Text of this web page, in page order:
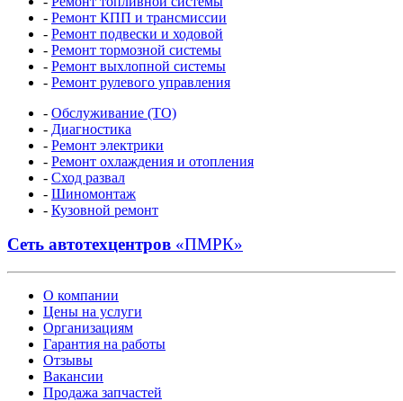
- Ремонт КПП и трансмиссии
- Ремонт подвески и ходовой
- Ремонт тормозной системы
- Ремонт выхлопной системы
- Ремонт рулевого управления
- Обслуживание (ТО)
- Диагностика
- Ремонт электрики
- Ремонт охлаждения и отопления
- Сход развал
- Шиномонтаж
- Кузовной ремонт
Сеть автотехцентров «ПМРК»
О компании
Цены на услуги
Организациям
Гарантия на работы
Отзывы
Вакансии
Продажа запчастей